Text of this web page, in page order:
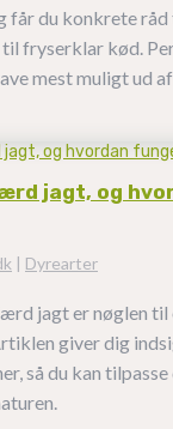
får du konkrete
fryserklar kød.
mest muligt ud
jagt, og
| Dyrearter
jagt er nøglen
giver dig
så du kan